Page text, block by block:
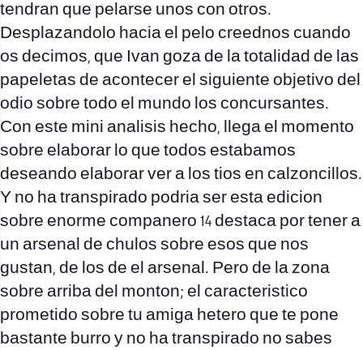
tendran que pelarse unos con otros.
Desplazandolo hacia el pelo creednos cuando
os decimos, que Ivan goza de la totalidad de las
papeletas de acontecer el siguiente objetivo del
odio sobre todo el mundo los concursantes.
Con este mini analisis hecho, llega el momento
sobre elaborar lo que todos estabamos
deseando elaborar ver a los tios en calzoncillos.
Y no ha transpirado podri­a ser esta edicion
sobre enorme companero 14 destaca por tener a
un arsenal de chulos sobre esos que nos
gustan, de los de el arsenal. Pero de la zona
sobre arriba del monton; el caracteristico
prometido sobre tu amiga hetero que te pone
bastante burro y no ha transpirado no sabes